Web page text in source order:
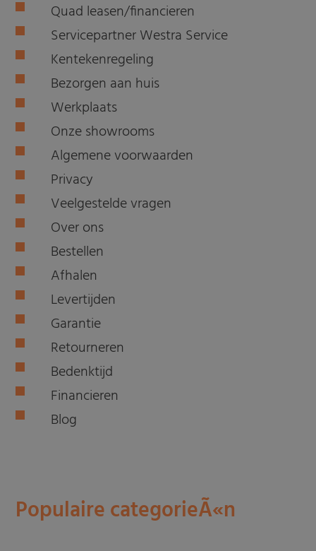
Quad leasen/financieren
Servicepartner Westra Service
Kentekenregeling
Bezorgen aan huis
Werkplaats
Onze showrooms
Algemene voorwaarden
Privacy
Veelgestelde vragen
Over ons
Bestellen
Afhalen
Levertijden
Garantie
Retourneren
Bedenktijd
Financieren
Blog
Populaire categorieÃ«n